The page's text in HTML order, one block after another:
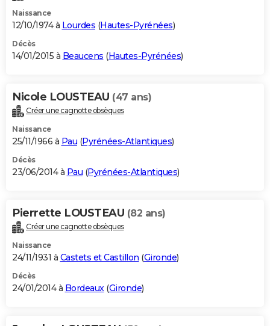
Naissance
12/10/1974 à Lourdes (Hautes-Pyrénées)
Décès
14/01/2015 à Beaucens (Hautes-Pyrénées)
Nicole LOUSTEAU (47 ans)
Créer une cagnotte obsèques
Naissance
25/11/1966 à Pau (Pyrénées-Atlantiques)
Décès
23/06/2014 à Pau (Pyrénées-Atlantiques)
Pierrette LOUSTEAU (82 ans)
Créer une cagnotte obsèques
Naissance
24/11/1931 à Castets et Castillon (Gironde)
Décès
24/01/2014 à Bordeaux(Gironde)